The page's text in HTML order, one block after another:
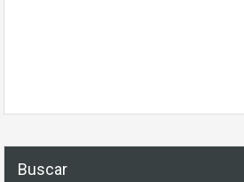
Buscar